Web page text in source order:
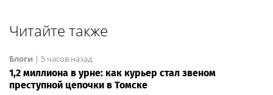
Читайте также
Блоги | 5 часов назад
1,2 миллиона в урне: как курьер стал звеном
преступной цепочки в Томске